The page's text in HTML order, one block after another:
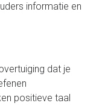
informatie en
dat je
positieve taal